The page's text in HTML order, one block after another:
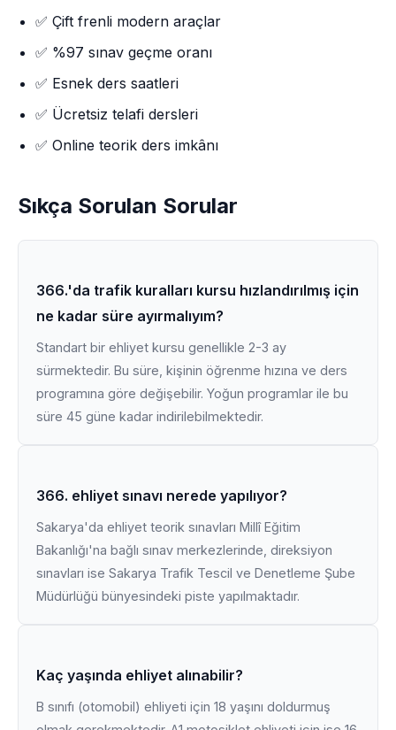
✅ Çift frenli modern araçlar
✅ %97 sınav geçme oranı
✅ Esnek ders saatleri
✅ Ücretsiz telafi dersleri
✅ Online teorik ders imkânı
Sıkça Sorulan Sorular
366.'da trafik kuralları kursu hızlandırılmış için
ne kadar süre ayırmalıyım?
Standart bir ehliyet kursu genellikle 2-3 ay
sürmektedir. Bu süre, kişinin öğrenme hızına ve ders
programına göre değişebilir. Yoğun programlar ile bu
süre 45 güne kadar indirilebilmektedir.
366. ehliyet sınavı nerede yapılıyor?
Sakarya'da ehliyet teorik sınavları Millî Eğitim
Bakanlığı'na bağlı sınav merkezlerinde, direksiyon
sınavları ise Sakarya Trafik Tescil ve Denetleme Şube
Müdürlüğü bünyesindeki piste yapılmaktadır.
Kaç yaşında ehliyet alınabilir?
B sınıfı (otomobil) ehliyeti için 18 yaşını doldurmuş